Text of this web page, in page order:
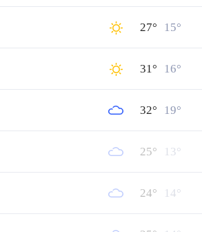
27° 15°
31° 16°
32° 19°
25° 13°
24° 14°